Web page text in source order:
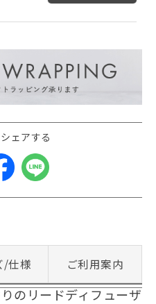
ェアする
/仕様 ご利用案内
のリードディフューザ